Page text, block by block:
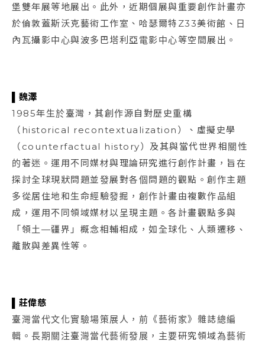
堡雙年展等地展出。此外，近期個展與重要創作計畫亦
於倫敦蓋斯沃克藝術工作室、哈瑟爾特Z33美術館、日
內瓦攝影中心與波多巴塔利亞電影中心等空間展出。
▌魏澤
1985年⽣於臺灣，其創作源⾃對歷史重構
（historical recontextualization）、虛擬史學
（counterfactual history）及其與當代世界相關性
的著迷。運⽤不同媒材與理論研究進⾏創作計畫，旨在
探討全球現狀問題並發展對各個問題的觀點。創作主題
多從居住地和⽣命經驗發掘，創作計畫由複數作品組
成，運⽤不同領域媒材以呈現主題。各計畫觀點多與
「領⼟—疆界」概念相輔相成，如全球化、⼈類遷移、
離散與差異性等。
▌莊偉慈
臺灣當代文化實驗場策展人，前《藝術家》雜誌總編
輯。長期關注臺灣當代藝術發展，主要研究領域為藝術